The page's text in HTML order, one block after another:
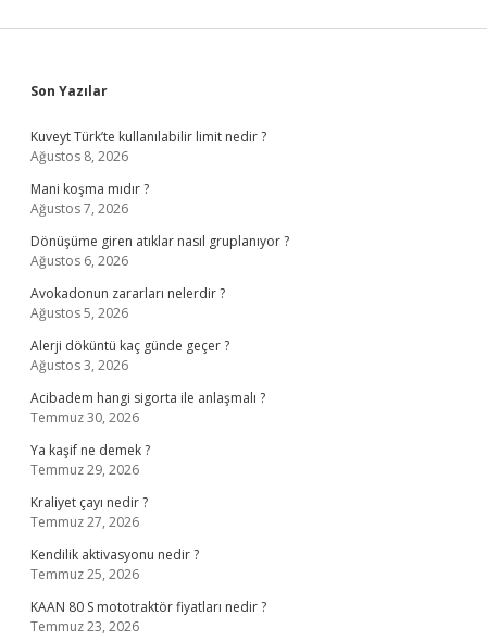
Sidebar
Son Yazılar
Kuveyt Türk’te kullanılabilir limit nedir ?
Ağustos 8, 2026
Mani koşma mıdır ?
Ağustos 7, 2026
Dönüşüme giren atıklar nasıl gruplanıyor ?
Ağustos 6, 2026
Avokadonun zararları nelerdir ?
Ağustos 5, 2026
Alerji döküntü kaç günde geçer ?
Ağustos 3, 2026
Acibadem hangi sigorta ile anlaşmalı ?
Temmuz 30, 2026
Ya kaşif ne demek ?
Temmuz 29, 2026
Kraliyet çayı nedir ?
Temmuz 27, 2026
Kendilik aktivasyonu nedir ?
Temmuz 25, 2026
KAAN 80 S mototraktör fiyatları nedir ?
Temmuz 23, 2026